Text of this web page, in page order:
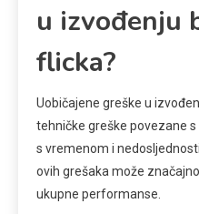
u izvođenju
flicka?
Uobičajene greške u
tehničke greške povezane
s vremenom i
ovih grešaka može
ukupne performanse.